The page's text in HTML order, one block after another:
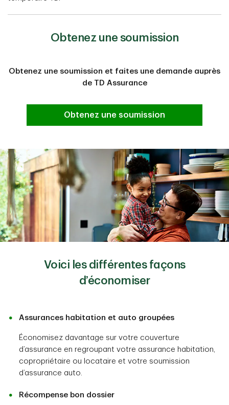
Obtenez une soumission
Obtenez une soumission et faites une demande auprès
de TD Assurance
Obtenez une soumission
Voici les différentes façons
d’économiser
Assurances habitation et auto groupées
Économisez davantage sur votre couverture
d’assurance en regroupant votre assurance habitation,
copropriétaire ou locataire et votre soumission
d’assurance auto.
Récompense bon dossier